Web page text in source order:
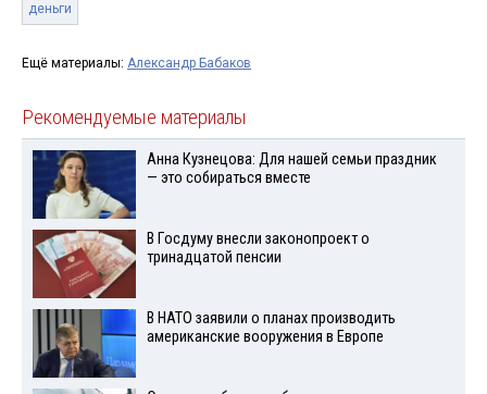
деньги
Ещё материалы: Александр Бабаков
Рекомендуемые материалы
Анна Кузнецова: Для нашей семьи праздник
— это собираться вместе
В Госдуму внесли законопроект о
тринадцатой пенсии
В НАТО заявили о планах производить
американские вооружения в Европе